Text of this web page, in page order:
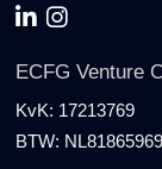
ECFG Venture
KvK: 17213769
BTW: